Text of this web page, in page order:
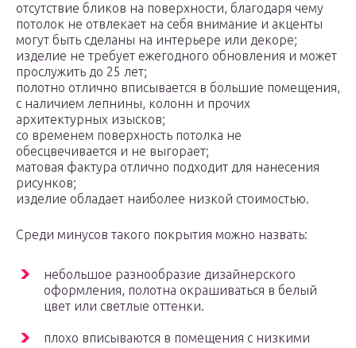
отсутствие бликов на поверхности, благодаря чему
потолок не отвлекает на себя внимание и акценты
могут быть сделаны на интерьере или декоре;
изделие не требует ежегодного обновления и может
прослужить до 25 лет;
полотно отлично вписывается в большие помещения,
с наличием лепнины, колонн и прочих
архитектурных изысков;
со временем поверхность потолка не
обесцвечивается и не выгорает;
матовая фактура отлично подходит для нанесения
рисунков;
изделие обладает наиболее низкой стоимостью.
Среди минусов такого покрытия можно назвать:
небольшое разнообразие дизайнерского
оформления, полотна окрашиваться в белый
цвет или светлые оттенки.
плохо вписываются в помещения с низкими